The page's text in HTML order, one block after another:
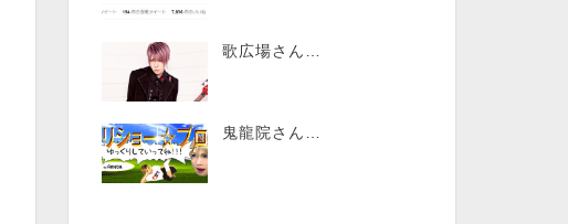
歌広場さん…
鬼龍院さん…